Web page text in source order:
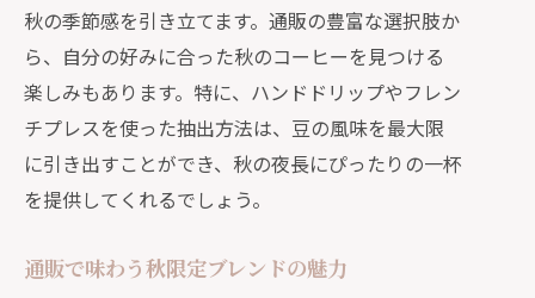
秋の季節感を引き立てます。通販の豊富な選択肢か
ら、自分の好みに合った秋のコーヒーを見つける
楽しみもあります。特に、ハンドドリップやフレン
チプレスを使った抽出方法は、豆の風味を最大限
に引き出すことができ、秋の夜長にぴったりの一杯
を提供してくれるでしょう。
通販で味わう秋限定ブレンドの魅力